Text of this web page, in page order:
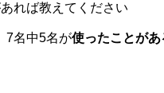
れば教えてください
7名中5名が使ったことがあ